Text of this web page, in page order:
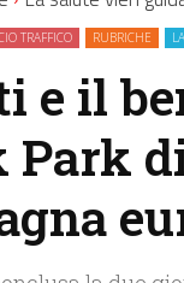
TRAFFICO RUBRICHE
e il
Park